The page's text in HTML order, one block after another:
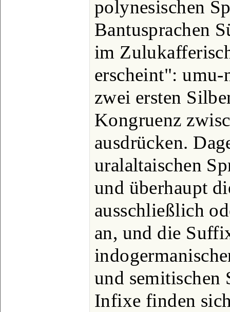
polynesischen
Bantusprachen
im
erscheint":
zwei ersten
Kongruenz
ausdrücken.
uralaltaischen
und überhaupt
ausschließlich
an, und die
und semitischen
Infixe finden